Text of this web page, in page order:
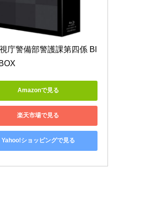
庁警備部警護課第四係 Bl
Amazonで見る
楽天市場で見る
Yahoo!ショッピングで見る